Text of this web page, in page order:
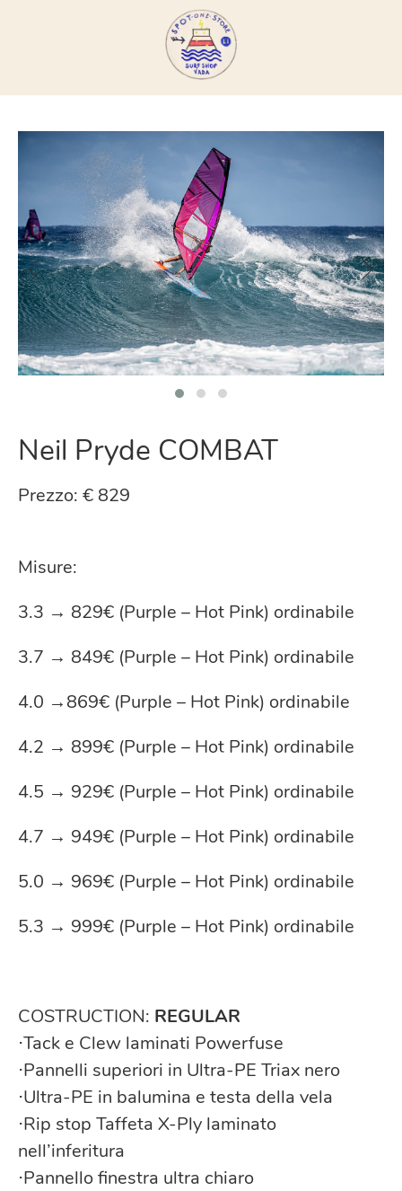
Neil Pryde COMBAT
Prezzo: € 829
Misure:
3.3 → 829€ (Purple – Hot Pink) ordinabile
3.7 → 849€ (Purple – Hot Pink) ordinabile
4.0 →869€ (Purple – Hot Pink) ordinabile
4.2 → 899€ (Purple – Hot Pink) ordinabile
4.5 → 929€ (Purple – Hot Pink) ordinabile
4.7 → 949€ (Purple – Hot Pink) ordinabile
5.0 → 969€ (Purple – Hot Pink) ordinabile
5.3 → 999€ (Purple – Hot Pink) ordinabile
COSTRUCTION: REGULAR
⋅Tack e Clew laminati Powerfuse
⋅Pannelli superiori in Ultra-PE Triax nero
⋅Ultra-PE in balumina e testa della vela
⋅Rip stop Taffeta X-Ply laminato
nell’inferitura
⋅Pannello finestra ultra chiaro